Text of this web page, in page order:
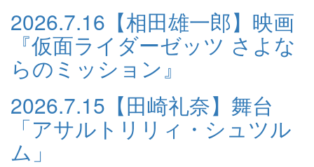
2026.7.16 【相田雄一郎】映画
『仮面ライダーゼッツ さよな
らのミッション』
2026.7.15 【田崎礼奈】舞台
「アサルトリリィ・シュツル
ム」